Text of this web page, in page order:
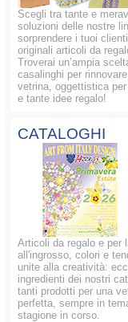
Scegli tra tante e
soluzioni delle nostre
sorprendere i tuoi
originali articoli da
Troverai un’ampia
casalinghi per
vetrina, oggettistica
e tante idee regalo!
CATALOGHI
Articoli da regalo e per
all'ingrosso, colori e
unite alla creatività:
ingredienti dei nostri
tanti prodotti per una
perfetta, sempre in
stagione in corso.